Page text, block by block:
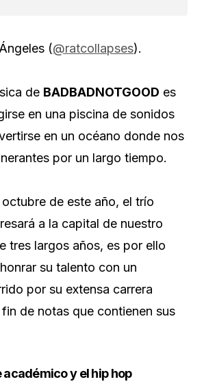
(@ratcollapses).
de BADBADNOTGOOD es
en una piscina de sonidos
en un océano donde nos
por un largo tiempo.
de este año, el trío
a la capital de nuestro
tres largos años, es por ello
su talento con un
por su extensa carrera
de notas que contienen sus
académico y el hip hop